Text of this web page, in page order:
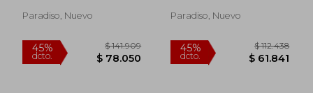
Paradiso, Nuevo
Paradiso, Nuevo